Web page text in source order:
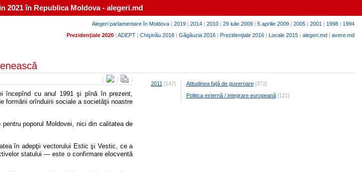
2021 în Republica Moldova - alegeri.md
Alegeri parlamentare în Moldova | 2019 | 2014 | 2010 | 29 iulie 2009 | 5 aprilie 2009 | 2005 | 2001 | 1998 | 1994
Prezidenţiale 2020 | ADEPT | Chişinău 2018 | Găgăuzia 2016 | Prezidenţiale 2016 | Locale 2015 | alegeri.md | avere.md
| | |
începînd cu anul 1991 şi pînă în prezent,
formării orînduirii sociale a societăţii noastre
poporul Moldovei, nici din calitatea de
în adepţii vectorului Estic şi Vestic, ce a
statului — este o confirmare elocventă
2011 [147] Atitudinea faţă de guvernare[372]
Politica externă / integrare europeană[121]